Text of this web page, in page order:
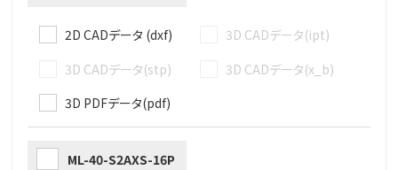
2D CADデータ (dxf)
3D CADデータ(ipt)
3D CADデータ(stp)
3D CADデータ(x_b)
3D PDFデータ(pdf)
ML-40-S2AXS-16P